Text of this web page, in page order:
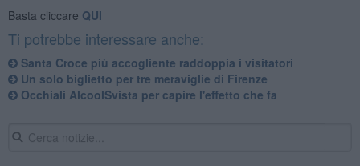
Basta cliccare QUI
Ti potrebbe interessare anche:
Santa Croce più accogliente raddoppia i visitatori
Un solo biglietto per tre meraviglie di Firenze
Occhiali AlcoolSvista per capire l'effetto che fa